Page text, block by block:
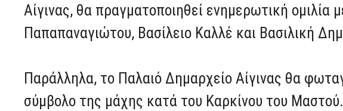
Αίγινας, θα πραγματοποιηθεί ενημερωτική ομιλία
Παπαπαναγιώτου, Βασίλειο Καλλέ και Βασιλική
Παράλληλα, το Παλαιό Δημαρχείο Αίγινας θα
σύμβολο της μάχης κατά του Καρκίνου του Μαστού.